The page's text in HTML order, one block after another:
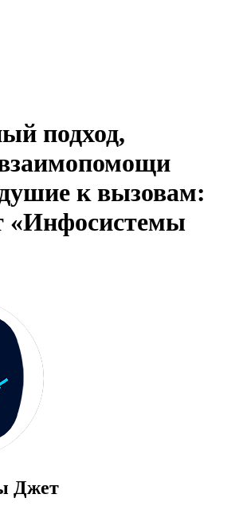
подход,
к вызовам:
«Инфосистемы
Джет